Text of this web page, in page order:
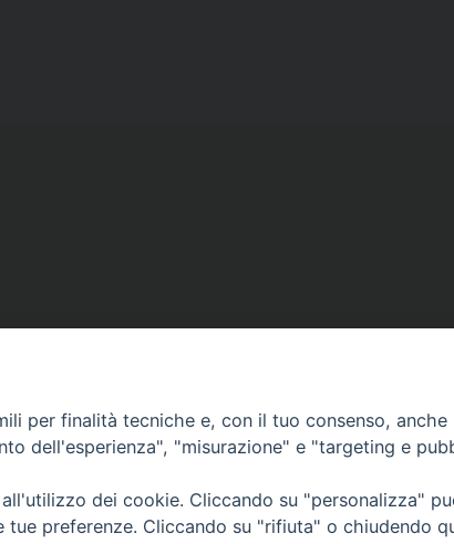
per finalità tecniche e, con il tuo consenso,
dell'esperienza", "misurazione" e "targeting e
dei cookie. Cliccando su "personalizza"
preferenze. Cliccando su "rifiuta" o chiudendo